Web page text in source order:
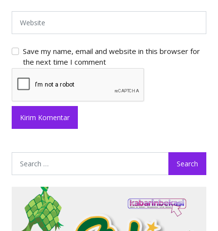
Save my name, email and website in this browser for
the next time I comment